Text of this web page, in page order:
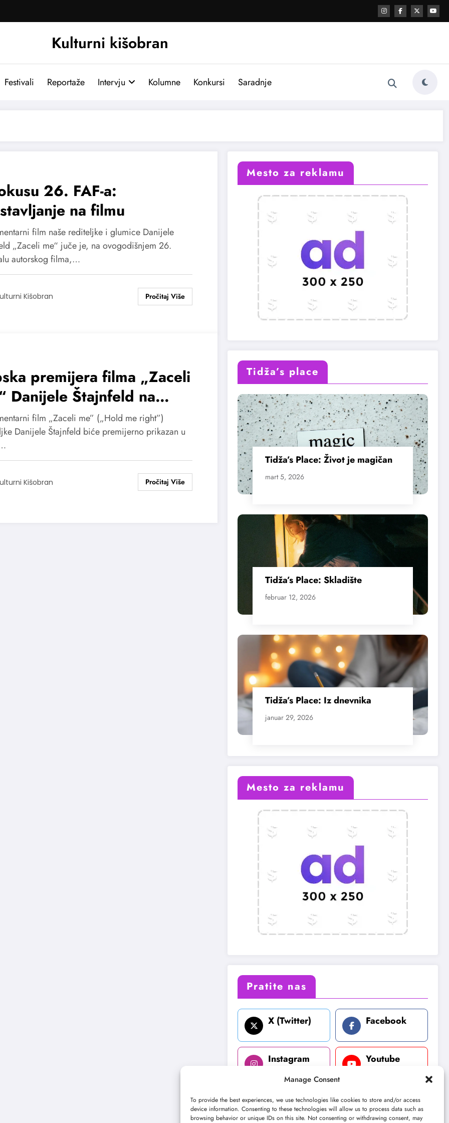
Manage Consent
To provide the best experiences, we use technologies like cookies to store and/or access
device information. Consenting to these technologies will allow us to process data such as
browsing behavior or unique IDs on this site. Not consenting or withdrawing consent, may
Kulturni kišobran
Festivali Reportaže Intervju Kolumne Konkursi Saradnje
26. FAF-a:
na filmu
film naše rediteljke i glumice Danijele
„Zaceli me“ juče je, na ovogodišnjem 26.
autorskog filma,…
Kišobran
premijera filma „Zaceli
Danijele Štajnfeld na
evropskog filma Palić
film „Zaceli me” („Hold me right”)
Danijele Štajnfeld biće premijerno prikazan u
Kišobran
Mesto za reklamu
Tidža’s place
Tidža’s Place: Život je magičan
mart 5, 2026
Tidža’s Place: Skladište
februar 12, 2026
Tidža’s Place: Iz dnevnika
januar 29, 2026
Mesto za reklamu
Pratite nas
X (Twitter) Facebook
Instagram Youtube
LinkedIn